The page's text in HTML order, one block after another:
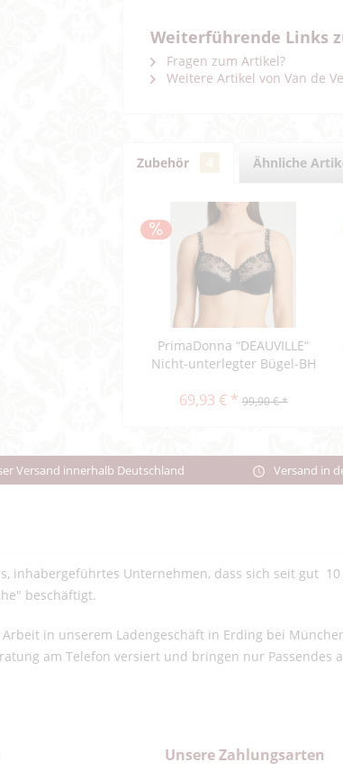
Weiterführende Links
Fragen zum Artikel?
Weitere Artikel von Van de
Zubehör Ähnliche
PrimaDonna “DEAUVILLE“
Nicht-unterlegter Bügel-BH
69,93 € * 99,90 € *
Versand innerhalb Deutschland Versand in
inhabergeführtes Unternehmen, dass sich seit gut 10
beschäftigt.
in unserem Ladengeschäft in Erding bei
am Telefon versiert und bringen nur Passendes
Unsere Zahlungsarten